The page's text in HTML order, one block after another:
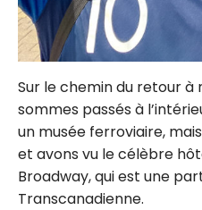
Sur le chemin du retour
sommes passés à
un musée ferroviaire,
et avons vu le célèbre
Broadway, qui est une
Transcanadienne.